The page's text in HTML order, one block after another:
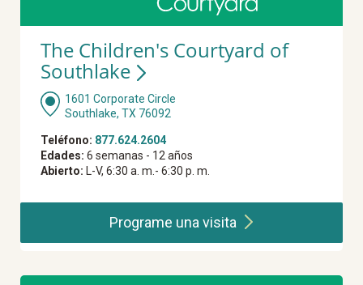
The Children's Courtyard of
Southlake
1601 Corporate Circle
Southlake, TX 76092
Teléfono: 877.624.2604
Edades: 6 semanas - 12 años
Abierto: L-V, 6:30 a. m.- 6:30 p. m.
Programe unavisita